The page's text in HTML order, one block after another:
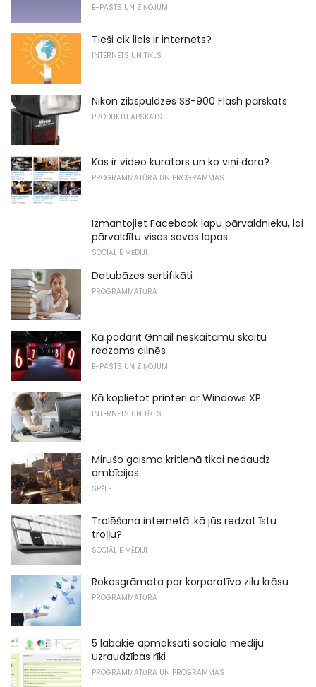
E-PASTS UN ZIŅOJUMI
Tieši cik liels ir internets?
INTERNETS UN TĪKLS
Nikon zibspuldzes SB-900 Flash pārskats
PRODUKTU APSKATS
Kas ir video kurators un ko viņi dara?
PROGRAMMATŪRA UN PROGRAMMAS
Izmantojiet Facebook lapu pārvaldnieku, lai
pārvaldītu visas savas lapas
SOCIĀLIE MĒDIJI
Datubāzes sertifikāti
PROGRAMMATŪRA
Kā padarīt Gmail neskaitāmu skaitu
redzams cilnēs
E-PASTS UN ZIŅOJUMI
Kā koplietot printeri ar Windows XP
INTERNETS UN TĪKLS
Mirušo gaisma kritienā tikai nedaudz
ambīcijas
SPĒLE
Trolēšana internetā: kā jūs redzat īstu
troļļu?
SOCIĀLIE MĒDIJI
Rokasgrāmata par korporatīvo zilu krāsu
PROGRAMMATŪRA
5 labākie apmaksāti sociālo mediju
uzraudzības rīki
PROGRAMMATŪRA UN PROGRAMMAS